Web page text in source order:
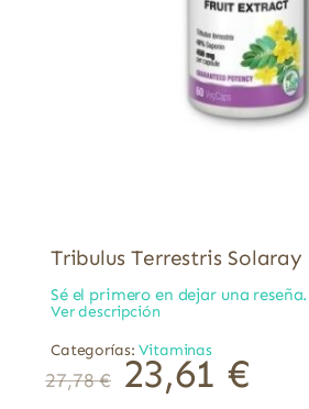
Tribulus Terrestris Solaray
Sé el primero en dejar una reseña.
Ver descripción
Categorías:Vitaminas
27,78€ 23,61 €